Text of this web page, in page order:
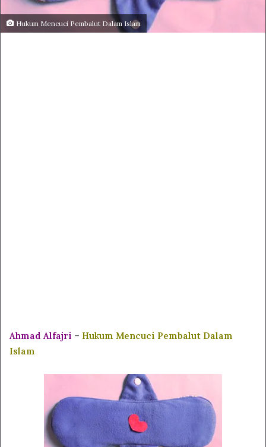
Hukum Mencuci Pembalut Dalam Islam
Ahmad Alfajri – Hukum Mencuci Pembalut Dalam
Islam